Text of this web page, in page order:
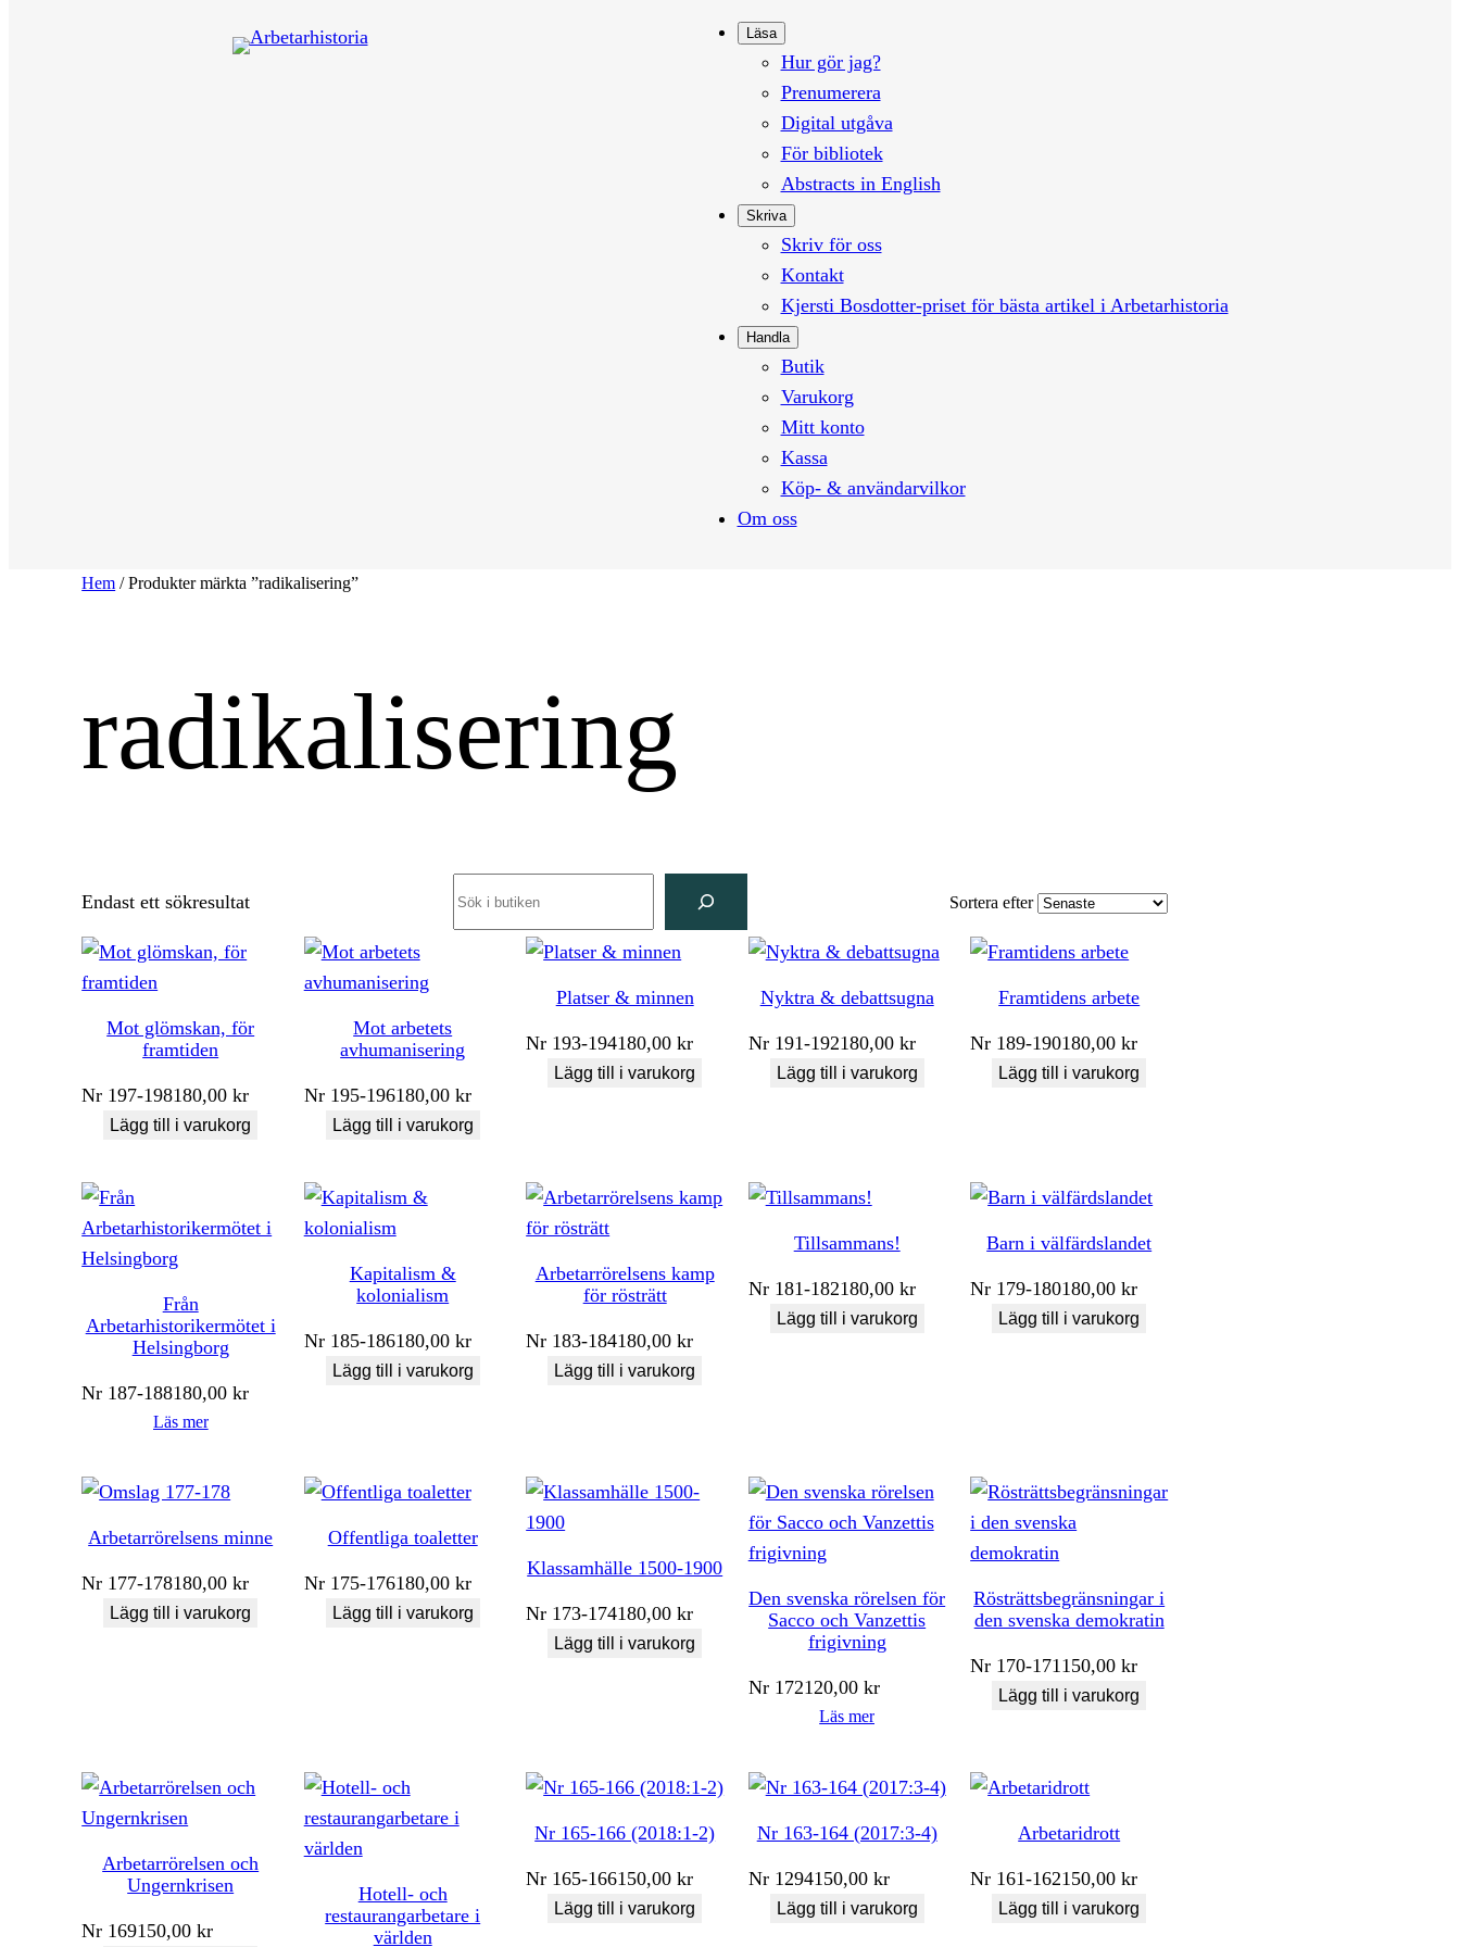
Läsa
Hur gör jag?
Prenumerera
Digital utgåva
För bibliotek
Abstracts in English
Skriva
Skriv för oss
Kontakt
Kjersti Bosdotter-priset för bästa artikel i Arbetarhistoria
Handla
Butik
Varukorg
Mitt konto
Kassa
Köp- & användarvilkor
Om oss
Hem / Produkter märkta ”radikalisering”
radikalisering
Endast ett sökresultat Sortera efter
Mot glömskan, för
framtiden
Nr 197-198180,00kr
Lägg till i varukorg
Mot arbetets
avhumanisering
Nr 195-196180,00 kr
Lägg till i varukorg
Platser & minnen
Nr 193-194180,00kr
Lägg till i varukorg
Nyktra & debattsugna
Nr 191-192180,00 kr
Lägg till i varukorg
Framtidens arbete
Nr 189-190180,00kr
Lägg till i varukorg
Från
Arbetarhistorikermötet i
Helsingborg
Nr 187-188180,00kr
Läs mer
Kapitalism &
kolonialism
Nr 185-186180,00 kr
Lägg till i varukorg
Arbetarrörelsens kamp
för rösträtt
Nr 183-184180,00kr
Lägg till i varukorg
Tillsammans!
Nr 181-182180,00 kr
Lägg till i varukorg
Barn i välfärdslandet
Nr 179-180180,00kr
Lägg till i varukorg
Arbetarrörelsens minne
Nr 177-178180,00kr
Lägg till i varukorg
Offentliga toaletter
Nr 175-176180,00 kr
Lägg till i varukorg
Klassamhälle 1500-1900
Nr 173-174180,00kr
Lägg till i varukorg
Den svenska rörelsen för
Sacco och Vanzettis
frigivning
Nr 172120,00 kr
Läs mer
Rösträttsbegränsningar i
den svenska demokratin
Nr 170-171150,00kr
Lägg till i varukorg
Arbetarrörelsen och
Ungernkrisen
Nr 169150,00kr
Hotell- och
restaurangarbetare i
världen
Nr 165-166 (2018:1-2)
Nr 165-166150,00kr
Lägg till i varukorg
Nr 163-164 (2017:3-4)
Nr 1294150,00 kr
Lägg till i varukorg
Arbetaridrott
Nr 161-162150,00kr
Lägg till i varukorg